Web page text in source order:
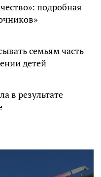
подробная
семьям часть
детей
в результате